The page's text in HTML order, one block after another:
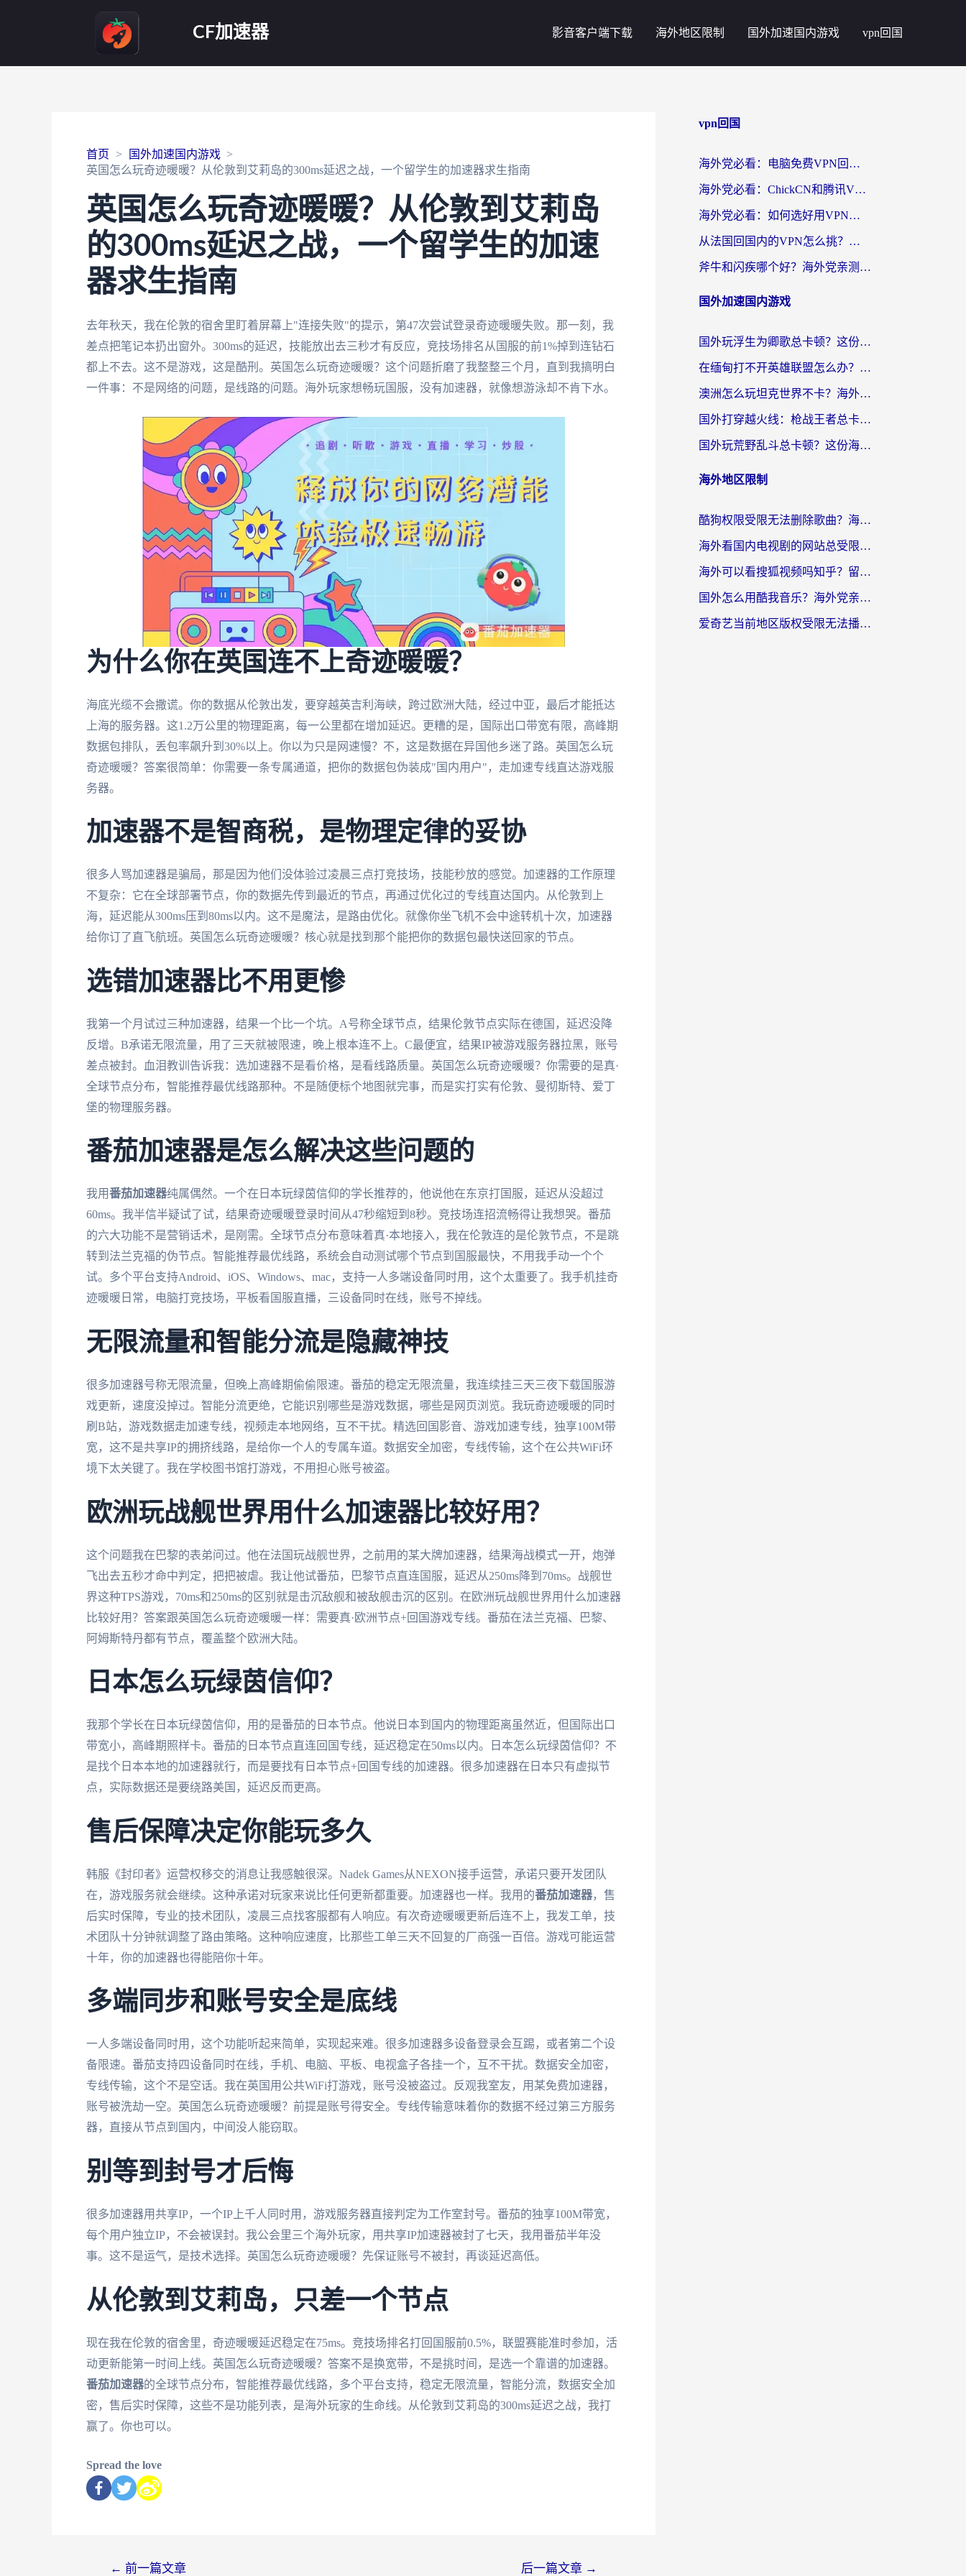
CF加速器 影音客户端下载 海外地区限制 国外加速国内游戏 vpn回国
首页
国外加速国内游戏
英国怎么玩奇迹暖暖？从伦敦到艾莉岛的300ms延迟之战，一个留学生的加速器求生指南
英国怎么玩奇迹暖暖？从伦敦到艾莉岛
的300ms延迟之战，一个留学生的加速
器求生指南
去年秋天，我在伦敦的宿舍里盯着屏幕上"连接失败"的提示，第47次尝试登录奇迹暖暖失败。那一刻，我
差点把笔记本扔出窗外。300ms的延迟，技能放出去三秒才有反应，竞技场排名从国服的前1%掉到连钻石
都上不去。这不是游戏，这是酷刑。英国怎么玩奇迹暖暖？这个问题折磨了我整整三个月，直到我搞明白
一件事：不是网络的问题，是线路的问题。海外玩家想畅玩国服，没有加速器，就像想游泳却不肯下水。
为什么你在英国连不上奇迹暖暖？
海底光缆不会撒谎。你的数据从伦敦出发，要穿越英吉利海峡，跨过欧洲大陆，经过中亚，最后才能抵达
上海的服务器。这1.2万公里的物理距离，每一公里都在增加延迟。更糟的是，国际出口带宽有限，高峰期
数据包排队，丢包率飙升到30%以上。你以为只是网速慢？不，这是数据在异国他乡迷了路。英国怎么玩
奇迹暖暖？答案很简单：你需要一条专属通道，把你的数据包伪装成"国内用户"，走加速专线直达游戏服
务器。
加速器不是智商税，是物理定律的妥协
很多人骂加速器是骗局，那是因为他们没体验过凌晨三点打竞技场，技能秒放的感觉。加速器的工作原理
不复杂：它在全球部署节点，你的数据先传到最近的节点，再通过优化过的专线直达国内。从伦敦到上
海，延迟能从300ms压到80ms以内。这不是魔法，是路由优化。就像你坐飞机不会中途转机十次，加速器
给你订了直飞航班。英国怎么玩奇迹暖暖？核心就是找到那个能把你的数据包最快送回家的节点。
选错加速器比不用更惨
我第一个月试过三种加速器，结果一个比一个坑。A号称全球节点，结果伦敦节点实际在德国，延迟没降
反增。B承诺无限流量，用了三天就被限速，晚上根本连不上。C最便宜，结果IP被游戏服务器拉黑，账号
差点被封。血泪教训告诉我：选加速器不是看价格，是看线路质量。英国怎么玩奇迹暖暖？你需要的是真·
全球节点分布，智能推荐最优线路那种。不是随便标个地图就完事，而是实打实有伦敦、曼彻斯特、爱丁
堡的物理服务器。
番茄加速器是怎么解决这些问题的
我用番茄加速器纯属偶然。一个在日本玩绿茵信仰的学长推荐的，他说他在东京打国服，延迟从没超过
60ms。我半信半疑试了试，结果奇迹暖暖登录时间从47秒缩短到8秒。竞技场连招流畅得让我想哭。番茄
的六大功能不是营销话术，是刚需。全球节点分布意味着真·本地接入，我在伦敦连的是伦敦节点，不是跳
转到法兰克福的伪节点。智能推荐最优线路，系统会自动测试哪个节点到国服最快，不用我手动一个个
试。多个平台支持Android、iOS、Windows、mac，支持一人多端设备同时用，这个太重要了。我手机挂奇
迹暖暖日常，电脑打竞技场，平板看国服直播，三设备同时在线，账号不掉线。
无限流量和智能分流是隐藏神技
很多加速器号称无限流量，但晚上高峰期偷偷限速。番茄的稳定无限流量，我连续挂三天三夜下载国服游
戏更新，速度没掉过。智能分流更绝，它能识别哪些是游戏数据，哪些是网页浏览。我玩奇迹暖暖的同时
刷B站，游戏数据走加速专线，视频走本地网络，互不干扰。精选回国影音、游戏加速专线，独享100M带
宽，这不是共享IP的拥挤线路，是给你一个人的专属车道。数据安全加密，专线传输，这个在公共WiFi环
境下太关键了。我在学校图书馆打游戏，不用担心账号被盗。
欧洲玩战舰世界用什么加速器比较好用？
这个问题我在巴黎的表弟问过。他在法国玩战舰世界，之前用的某大牌加速器，结果海战模式一开，炮弹
飞出去五秒才命中判定，把把被虐。我让他试番茄，巴黎节点直连国服，延迟从250ms降到70ms。战舰世
界这种TPS游戏，70ms和250ms的区别就是击沉敌舰和被敌舰击沉的区别。在欧洲玩战舰世界用什么加速器
比较好用？答案跟英国怎么玩奇迹暖暖一样：需要真·欧洲节点+回国游戏专线。番茄在法兰克福、巴黎、
阿姆斯特丹都有节点，覆盖整个欧洲大陆。
日本怎么玩绿茵信仰？
我那个学长在日本玩绿茵信仰，用的是番茄的日本节点。他说日本到国内的物理距离虽然近，但国际出口
带宽小，高峰期照样卡。番茄的日本节点直连回国专线，延迟稳定在50ms以内。日本怎么玩绿茵信仰？不
是找个日本本地的加速器就行，而是要找有日本节点+回国专线的加速器。很多加速器在日本只有虚拟节
点，实际数据还是要绕路美国，延迟反而更高。
售后保障决定你能玩多久
韩服《封印者》运营权移交的消息让我感触很深。Nadek Games从NEXON接手运营，承诺只要开发团队
在，游戏服务就会继续。这种承诺对玩家来说比任何更新都重要。加速器也一样。我用的番茄加速器，售
后实时保障，专业的技术团队，凌晨三点找客服都有人响应。有次奇迹暖暖更新后连不上，我发工单，技
术团队十分钟就调整了路由策略。这种响应速度，比那些工单三天不回复的厂商强一百倍。游戏可能运营
十年，你的加速器也得能陪你十年。
多端同步和账号安全是底线
一人多端设备同时用，这个功能听起来简单，实现起来难。很多加速器多设备登录会互踢，或者第二个设
备限速。番茄支持四设备同时在线，手机、电脑、平板、电视盒子各挂一个，互不干扰。数据安全加密，
专线传输，这个不是空话。我在英国用公共WiFi打游戏，账号没被盗过。反观我室友，用某免费加速器，
账号被洗劫一空。英国怎么玩奇迹暖暖？前提是账号得安全。专线传输意味着你的数据不经过第三方服务
器，直接从节点到国内，中间没人能窃取。
别等到封号才后悔
很多加速器用共享IP，一个IP上千人同时用，游戏服务器直接判定为工作室封号。番茄的独享100M带宽，
每个用户独立IP，不会被误封。我公会里三个海外玩家，用共享IP加速器被封了七天，我用番茄半年没
事。这不是运气，是技术选择。英国怎么玩奇迹暖暖？先保证账号不被封，再谈延迟高低。
从伦敦到艾莉岛，只差一个节点
现在我在伦敦的宿舍里，奇迹暖暖延迟稳定在75ms。竞技场排名打回国服前0.5%，联盟赛能准时参加，活
动更新能第一时间上线。英国怎么玩奇迹暖暖？答案不是换宽带，不是挑时间，是选一个靠谱的加速器。
番茄加速器的全球节点分布，智能推荐最优线路，多个平台支持，稳定无限流量，智能分流，数据安全加
密，售后实时保障，这些不是功能列表，是海外玩家的生命线。从伦敦到艾莉岛的300ms延迟之战，我打
赢了。你也可以。
Spread the love
← 前一篇文章 后一篇文章 →
vpn回国
海外党必看：电脑免费VPN回国真的靠谱吗？附实测对比与最优方案指南
海外党必看：ChickCN和腾讯VPN好用吗？3招选对回国加速器，告别地区限制
海外党必看：如何选好用VPN实现国内资源无缝访问？从越南到全球都适用
从法国回国内的VPN怎么挑？海外党亲测：稳定、多端、安全才是关键
斧牛和闪疾哪个好？海外党亲测3款回国加速器，教你选到不踩坑的那一款
国外加速国内游戏
国外玩浮生为卿歌总卡顿？这份加速器选择指南帮你找回丝滑体验
在缅甸打不开英雄联盟怎么办？海外党亲测有效的国服游戏加速指南
澳洲怎么玩坦克世界不卡？海外党国服游戏加速终极指南（附逆战奇妙碰碰车解决方案）
国外打穿越火线：枪战王者总卡顿？这篇加速器推荐下载指南帮你解决延迟难题
国外玩荒野乱斗总卡顿？这份海外党专属的国服游戏加速攻略请收好
海外地区限制
酷狗权限受限无法删除歌曲？海外党听国内音乐的终极解决方案来了
海外看国内电视剧的网站总受限？教你选对回国加速器，轻松追热剧
海外可以看搜狐视频吗知乎？留学生亲测有效的回国加速器选择指南
国外怎么用酷我音乐？海外党亲测有效的回国加速方案，附千千音乐中文歌收听指南
爱奇艺当前地区版权受限无法播放？海外党追剧看电影的终极解决方案来了